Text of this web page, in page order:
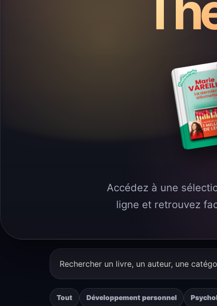
Accédez à une
ligne et retrouvez
un
livre
Tout Développement personnel